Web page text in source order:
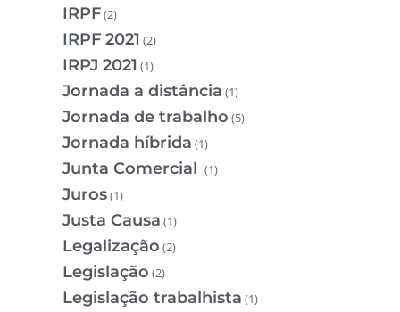
IRPF(2)
IRPF 2021 (2)
IRPJ 2021 (1)
Jornada a distância (1)
Jornada de trabalho (5)
Jornada híbrida (1)
Junta Comercial (1)
Juros(1)
Justa Causa (1)
Legalização (2)
Legislação (2)
Legislação trabalhista (1)